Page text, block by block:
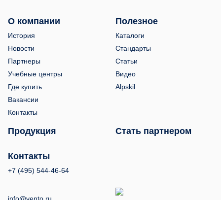
О компании
История
Новости
Партнеры
Учебные центры
Где купить
Вакансии
Контакты
Полезное
Каталоги
Стандарты
Статьи
Видео
Alpskil
Продукция Стать партнером
Контакты
+7 (495) 544-46-64